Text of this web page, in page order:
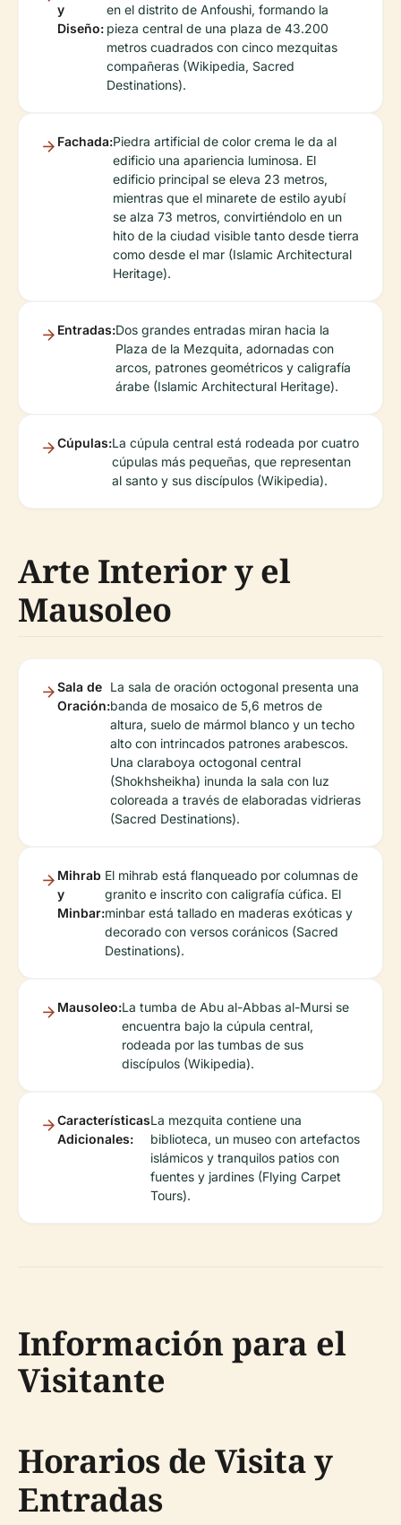
y
Diseño:
en el distrito de Anfoushi, formando la
pieza central de una plaza de 43.200
metros cuadrados con cinco mezquitas
compañeras (Wikipedia, Sacred
Destinations).
Fachada:Piedra artificial de color crema le da al
edificio una apariencia luminosa. El
edificio principal se eleva 23 metros,
mientras que el minarete de estilo ayubí
se alza 73 metros, convirtiéndolo en un
hito de la ciudad visible tanto desde tierra
como desde el mar (Islamic Architectural
Heritage).
Entradas:Dos grandes entradas miran hacia la
Plaza de la Mezquita, adornadas con
arcos, patrones geométricos y caligrafía
árabe (Islamic Architectural Heritage).
Cúpulas:La cúpula central está rodeada por cuatro
cúpulas más pequeñas, que representan
al santo y sus discípulos (Wikipedia).
Arte Interior y el
Mausoleo
Sala de
Oración:
La sala de oración octogonal presenta una
banda de mosaico de 5,6 metros de
altura, suelo de mármol blanco y un techo
alto con intrincados patrones arabescos.
Una claraboya octogonal central
(Shokhsheikha) inunda la sala con luz
coloreada a través de elaboradas vidrieras
(Sacred Destinations).
Mihrab
y
Minbar:
El mihrab está flanqueado por columnas de
granito e inscrito con caligrafía cúfica. El
minbar está tallado en maderas exóticas y
decorado con versos coránicos (Sacred
Destinations).
Mausoleo:La tumba de Abu al-Abbas al-Mursi se
encuentra bajo la cúpula central,
rodeada por las tumbas de sus
discípulos (Wikipedia).
Características
Adicionales:
La mezquita contiene una
biblioteca, un museo con artefactos
islámicos y tranquilos patios con
fuentes y jardines (Flying Carpet
Tours).
Información para el
Visitante
Horarios de Visita y
Entradas